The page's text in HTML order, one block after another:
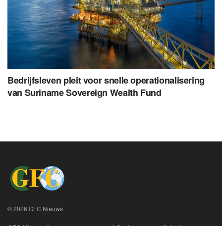
Bedrijfsleven pleit voor snelle operationalisering
van Suriname Sovereign Wealth Fund
© 2026 GFC Nieuws